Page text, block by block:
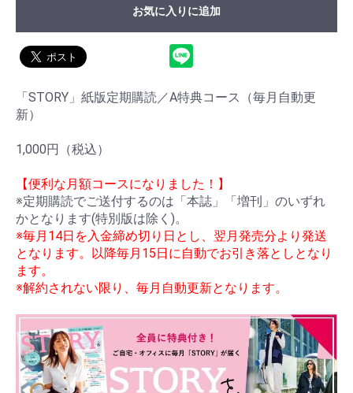
お気に入りに追加
「STORY」紙版定期購読／A特典コース（毎月自動更
新）
1,000円（税込）
【便利な月額コースになりました！】
※定期購読でご送付するのは「本誌」「増刊」のいずれ
かとなります(特別版は除く)。
※毎月14日を入金締め切り日とし、翌月発売分より発送
となります。以降毎月15日に自動でお引き落としとなり
ます。
※解約されない限り、毎月自動更新となります。